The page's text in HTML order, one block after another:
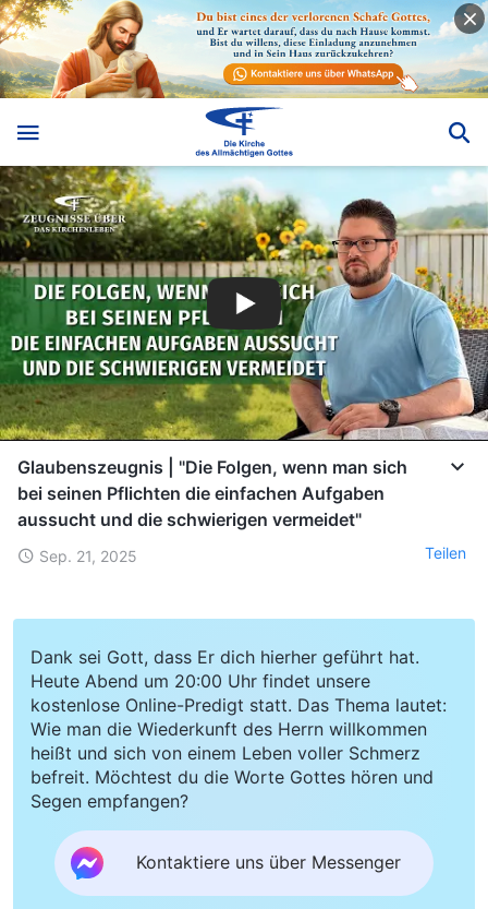
Glaubenszeugnis | "Die Folgen, wenn man sich
bei seinen Pflichten die einfachen Aufgaben
aussucht und die schwierigen vermeidet"
Sep. 21, 2025 Teilen
Dank sei Gott, dass Er dich hierher geführt hat.
Heute Abend um 20:00 Uhr findet unsere
kostenlose Online-Predigt statt. Das Thema lautet:
Wie man die Wiederkunft des Herrn willkommen
heißt und sich von einem Leben voller Schmerz
befreit. Möchtest du die Worte Gottes hören und
Segen empfangen?
Kontaktiere uns über Messenger